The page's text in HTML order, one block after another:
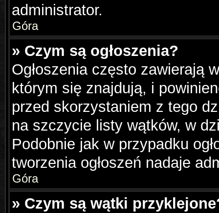
administrator.
Góra
» Czym są ogłoszenia?
Ogłoszenia często zawierają
którym się znajdują, i
przed skorzystaniem z tego
na szczycie listy wątków, w
Podobnie jak w przypadku
tworzenia ogłoszeń nadaje
Góra
» Czym są wątki